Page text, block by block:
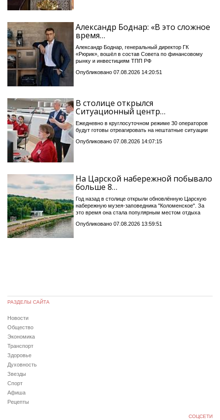
Александр Боднар: «В это сложное
время…
Александр Боднар, генеральный директор ГК
«Рюрик», вошёл в состав Совета по финансовому
рынку и инвестициям ТПП РФ
Опубликовано 07.08.2026 14:20:51
В столице открылся
Ситуационный центр…
Ежедневно в круглосуточном режиме 30 операторов
будут готовы отреагировать на нештатные ситуации
Опубликовано 07.08.2026 14:07:15
На Царской набережной побывало
больше 8…
Год назад в столице открыли обновлённую Царскую
набережную музея-заповедника "Коломенское". За
это время она стала популярным местом отдыха
Опубликовано 07.08.2026 13:59:51
РАЗДЕЛЫ САЙТА
Новости
Общество
Экономика
Транспорт
Здоровье
Духовность
Звезды
Спорт
Афиша
Рецепты
СОЦСЕТИ